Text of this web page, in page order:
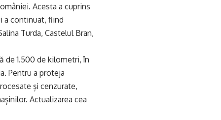
Acesta a cuprins
a continuat, fiind
Turda, Castelul Bran,
de 1.500 de kilometri, în
Pentru a proteja
și cenzurate,
Actualizarea cea